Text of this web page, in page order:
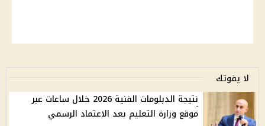
لا يفوتك
نتيجة الدبلومات الفنية 2026 خلال ساعات عبر
موقع وزارة التعليم بعد الاعتماد الرسمي